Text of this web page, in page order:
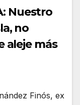
Nuestro
no
aleje más
Finós, ex